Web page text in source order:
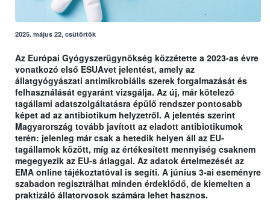
2025. május 22, csütörtök
Az Európai Gyógyszerügynökség közzétette a 2023-as évre
vonatkozó első ESUAvet jelentést, amely az
állatgyógyászati antimikrobiális szerek forgalmazását és
felhasználását egyaránt vizsgálja. Az új, már kötelező
tagállami adatszolgáltatásra épülő rendszer pontosabb
képet ad az antibiotikum helyzetről. A jelentés szerint
Magyarország tovább javított az eladott antibiotikumok
terén: jelenleg már csak a hetedik helyen áll az EU-
tagállamok között, míg az értékesített mennyiség csaknem
megegyezik az EU-s átlaggal. Az adatok értelmezését az
EMA online tájékoztatóval is segíti. A június 3-ai eseményre
szabadon regisztrálhat minden érdeklődő, de kiemelten a
praktizáló állatorvosok számára lehet hasznos.